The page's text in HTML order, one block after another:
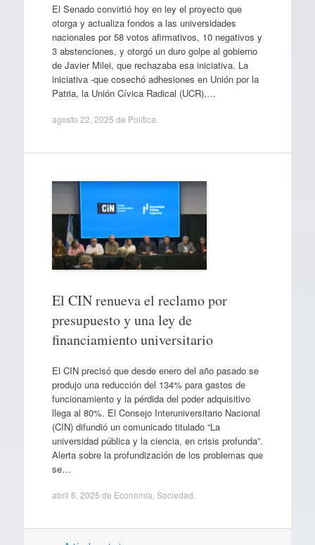
El Senado convirtió hoy en ley el proyecto que
otorga y actualiza fondos a las universidades
nacionales por 58 votos afirmativos, 10 negativos y
3 abstenciones, y otorgó un duro golpe al gobierno
de Javier Milei, que rechazaba esa iniciativa. La
iniciativa -que cosechó adhesiones en Unión por la
Patria, la Unión Cívica Radical (UCR),…
agosto 22, 2025 de Política
El CIN renueva el reclamo por
presupuesto y una ley de
financiamiento universitario
El CIN precisó que desde enero del año pasado se
produjo una reducción del 134% para gastos de
funcionamiento y la pérdida del poder adquisitivo
llega al 80%. El Consejo Interuniversitario Nacional
(CIN) difundió un comunicado titulado “La
universidad pública y la ciencia, en crisis profunda”.
Alerta sobre la profundización de los problemas que
se…
abril 6, 2025 de Economía Sociedad